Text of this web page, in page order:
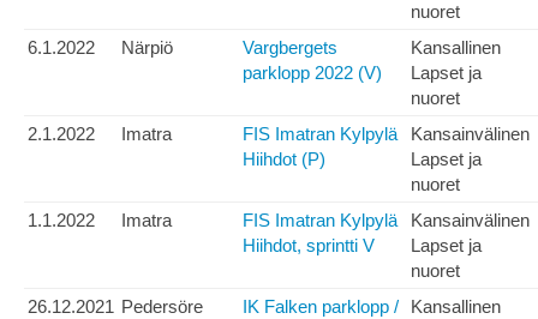
nuoret
6.1.2022
Närpiö
Vargbergets
parklopp 2022 (V)
Kansallinen
Lapset ja
nuoret
2.1.2022
Imatra
FIS Imatran Kylpylä
Hiihdot (P)
Kansainvälinen
Lapset ja
nuoret
1.1.2022
Imatra
FIS Imatran Kylpylä
Hiihdot, sprintti V
Kansainvälinen
Lapset ja
nuoret
26.12.2021 Pedersöre
IK Falken parklopp /
Kansallinen